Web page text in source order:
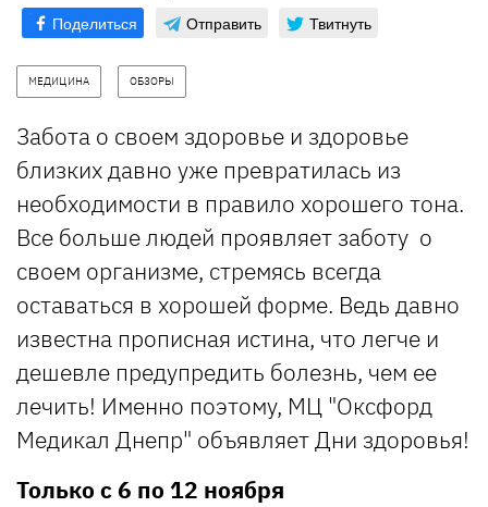
Поделиться Отправить Твитнуть
МЕДИЦИНА ОБЗОРЫ
Забота о своем здоровье и здоровье
близких давно уже превратилась из
необходимости в правило хорошего тона.
Все больше людей проявляет заботу о
своем организме, стремясь всегда
оставаться в хорошей форме. Ведь давно
известна прописная истина, что легче и
дешевле предупредить болезнь, чем ее
лечить! Именно поэтому, МЦ "Оксфорд
Медикал Днепр" объявляет Дни здоровья!
Только с 6 по 12 ноября